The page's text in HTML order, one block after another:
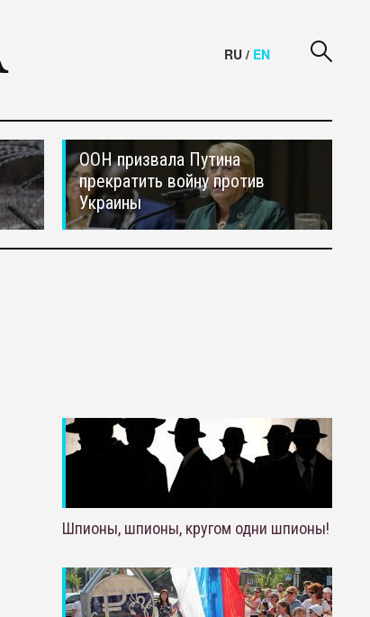
RU / EN
ООН призвала Путина
прекратить войну против
Украины
Шпионы, шпионы, кругом одни шпионы!